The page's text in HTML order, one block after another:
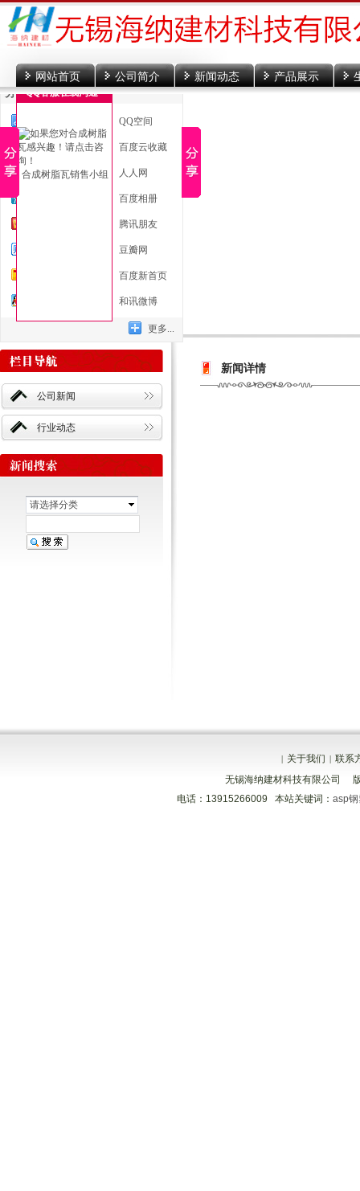
网站首页 公司简介 新闻动态 产品展示
新闻详情
公司新闻
行业动态
请选择分类
| 关于我们 | 联系
无锡海纳建材科技有限公司
电话：13915266009 本站关键词： asp
分享到
QQ空间
新浪微博 百度云收藏
微信 人人网
百度相册
腾讯朋友
豆瓣网
百度新首页
和讯微博
更多...
QQ客服在线沟通
合成树脂瓦销售小组